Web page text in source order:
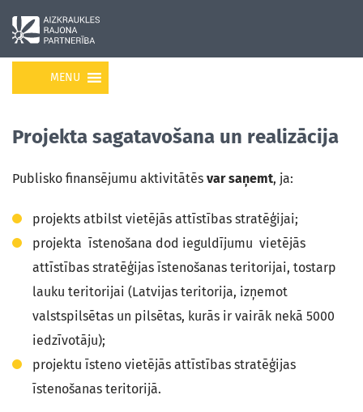
MENU
Projekta sagatavošana un realizācija
Publisko finansējumu aktivitātēs var saņemt, ja:
projekts atbilst vietējās attīstības stratēģijai;
projekta īstenošana dod ieguldījumu vietējās
attīstības stratēģijas īstenošanas teritorijai, tostarp
lauku teritorijai (Latvijas teritorija, izņemot
valstspilsētas un pilsētas, kurās ir vairāk nekā 5000
iedzīvotāju);
projektu īsteno vietējās attīstības stratēģijas
īstenošanas teritorijā.